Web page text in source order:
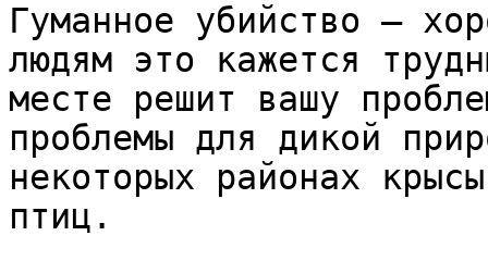
Гуманное убийство —
людям это кажется
месте решит вашу
проблемы для дикой
некоторых районах
птиц.